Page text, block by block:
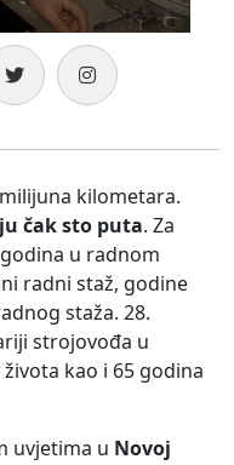
kilometara.
čak sto puta. Za
u radnom
radni staž, godine
staža. 28.
strojovođa u
kao i 65 godina
uvjetima u Novoj